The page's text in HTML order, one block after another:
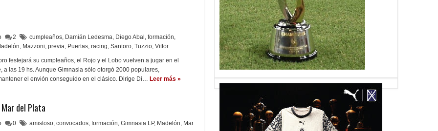
2 cumpleaños, Damián Ledesma, Diego Abal , formación,
, Mazzoni, previa, Puertas, racing, Santoro, Tuzzio, Vittor
festejará su cumpleaños, el Rojo y el Lobo vuelven a jugar en el
a las 19 hs. Aunque Gimnasia sólo otorgó 2000 populares,
el envión conseguido en el clásico. Dirige Di… Leer más »
del Plata
0 amistoso, convocados, formación, Gimnasia LP, Madelón, Mar